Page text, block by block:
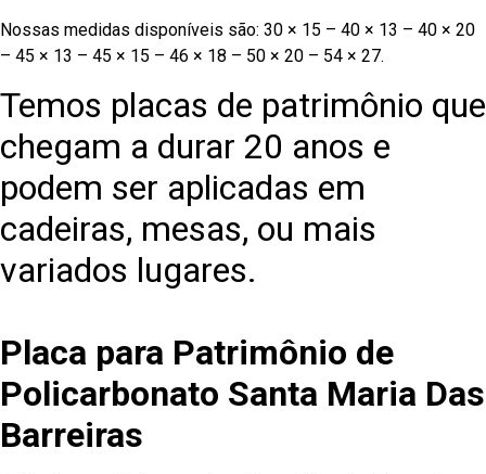
Nossas medidas disponíveis são: 30 × 15 – 40 × 13 – 40 × 20
– 45 × 13 – 45 × 15 – 46 × 18 – 50 × 20 – 54 × 27.
Temos placas de patrimônio que
chegam a durar 20 anos e
podem ser aplicadas em
cadeiras, mesas, ou mais
variados lugares.
Placa para Patrimônio de
Policarbonato Santa Maria Das
Barreiras